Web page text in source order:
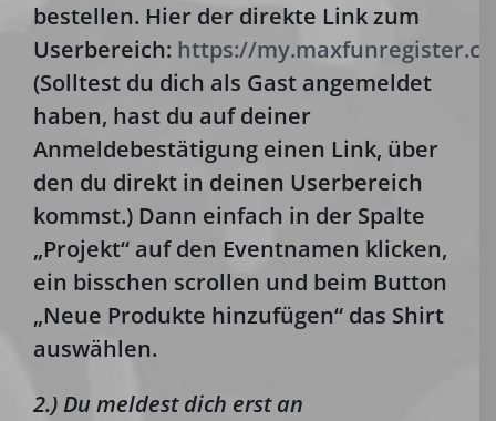
bestellen. Hier der direkte Link zum
Userbereich: https://
(Solltest du dich als Gast angemeldet
haben, hast du auf deiner
Anmeldebestätigung einen Link, über
den du direkt in deinen Userbereich
kommst.) Dann einfach in der Spalte
„Projekt“ auf den Eventnamen klicken,
ein bisschen scrollen und beim Button
„Neue Produkte hinzufügen“ das Shirt
auswählen.
2.) Du meldest dich erst an